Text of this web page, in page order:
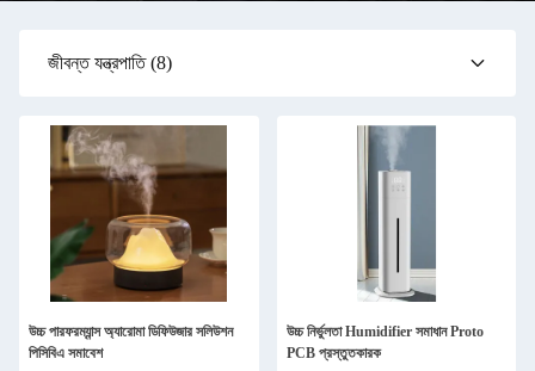
জীবন্ত যন্ত্রপাতি(8)
উচ্চ পারফরম্যান্স অ্যারোমা ডিফিউজার সলিউশন
পিসিবিএ সমাবেশ
উচ্চ নির্ভুলতা Humidifier সমাধান Proto
PCB প্রস্তুতকারক